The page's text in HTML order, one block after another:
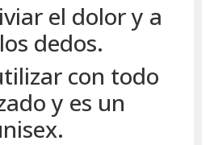
el dolor y a
dedos.
con todo
y es un